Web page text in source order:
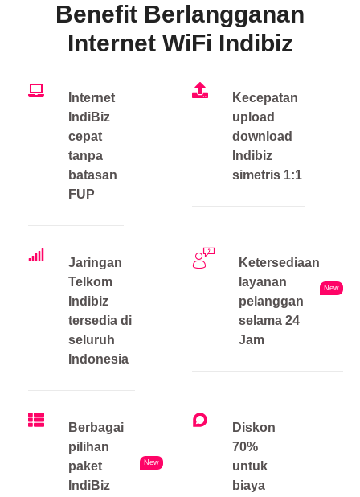
Benefit Berlangganan
Internet WiFi Indibiz
Internet
IndiBiz
cepat
tanpa
batasan
FUP
Kecepatan
upload
download
Indibiz
simetris 1:1
Jaringan
Telkom
Indibiz
tersedia di
seluruh
Indonesia
Ketersediaan
layanan
pelanggan
selama 24
Jam
New
Berbagai
pilihan
paket
IndiBiz
New
Diskon
70%
untuk
biaya